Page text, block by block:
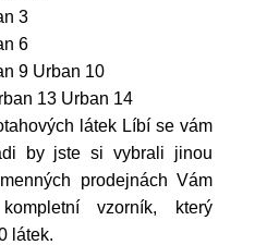
3
6
9 Urban 10
13 Urban 14
látek Líbí se vám
by jste si vybrali jinou
prodejnách Vám
vzorník, který
látek.